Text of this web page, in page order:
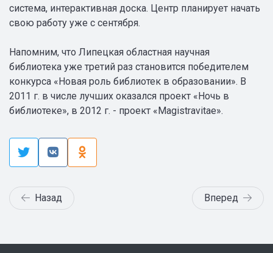
система, интерактивная доска. Центр планирует начать
свою работу уже с сентября.
Напомним, что Липецкая областная научная
библиотека уже третий раз становится победителем
конкурса «Новая роль библиотек в образовании». В
2011 г. в числе лучших оказался проект «Ночь в
библиотеке», в 2012 г. - проект «Magistravitae».
Назад Вперед